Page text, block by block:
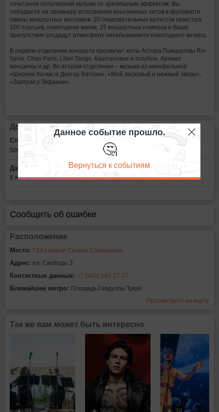
сочетания популярной музыки со зрелищным эффектом. Вы
попадаете на премьеру исполнения изысканных хитов в круговерти
смены концертных костюмов. 20 очаровательных артисток оркестра,
100 платьев, новогодние маски, 25 концертных номеров и Ваше
присутствие создадут атмосферу незабываемого новогоднего вечера.
В первом отделении концерта прозвучат хиты Астора Пьяццоллы Rio
Sena, Chao Paris, Liber Tango, Каштановое и голубое, Аромат
женщины и др. Во втором отделении – музыка из кинофильмов
«Шерлок Холмс и Доктор Ватсон», «Мой ласковый и нежный зверь»,
«Завтрак у Тифанни».
Дополнительная информация
Стоимость билетов:
500 - 800
Дата:
8 января в 18:00
Сообщить об ошибке
Расположение
Место: ГБКЗ имени Салиха Сайдашева
Адрес: пл. Свободы 3
Контактные данные: +7 (843) 292-17-17
Ближайшее метро: Площадь Габдуллы Тукая
Просмотреть на карте
Так же вам может быть интересно
Данное событие прошло.
🤔
Вернуться к событиям